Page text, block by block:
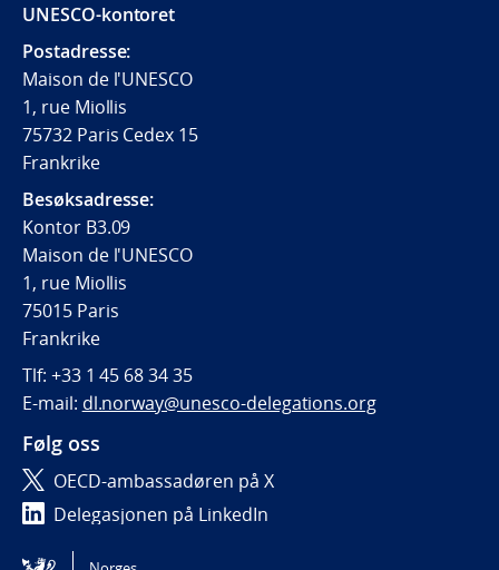
UNESCO-kontoret
Postadresse:
Maison de l'UNESCO
1, rue Miollis
75732 Paris Cedex 15
Frankrike
Besøksadresse:
Kontor B3.09
Maison de l'UNESCO
1, rue Miollis
75015 Paris
Frankrike
Tlf: +33 1 45 68 34 35
E-mail: dl.norway@unesco-delegations.org
Følg oss
OECD-ambassadøren på X
Delegasjonen på LinkedIn
Delegasjonen på Instagram